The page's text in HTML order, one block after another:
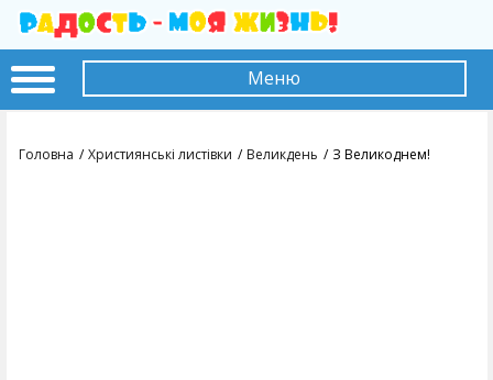
Меню
Головна Християнські листівки Великдень З Великоднем!